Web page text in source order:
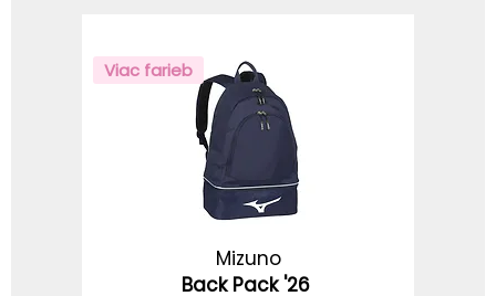
Viac farieb
Mizuno
Back Pack '26